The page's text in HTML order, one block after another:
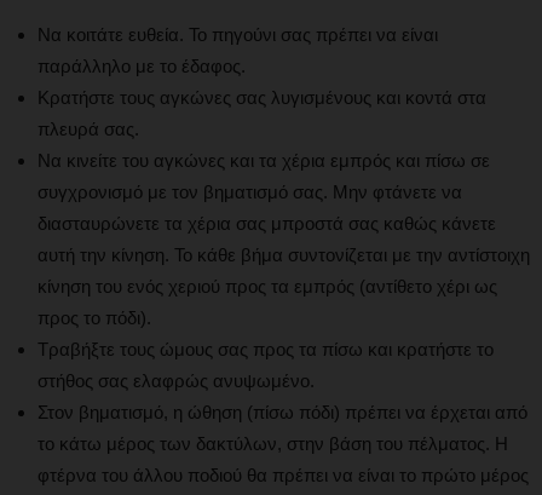
Να κοιτάτε ευθεία. Το πηγούνι σας πρέπει να είναι
παράλληλο με το έδαφος.
Κρατήστε τους αγκώνες σας λυγισμένους και κοντά στα
πλευρά σας.
Να κινείτε του αγκώνες και τα χέρια εμπρός και πίσω σε
συγχρονισμό με τον βηματισμό σας. Μην φτάνετε να
διασταυρώνετε τα χέρια σας μπροστά σας καθώς κάνετε
αυτή την κίνηση. Το κάθε βήμα συντονίζεται με την αντίστοιχη
κίνηση του ενός χεριού προς τα εμπρός (αντίθετο χέρι ως
προς το πόδι).
Τραβήξτε τους ώμους σας προς τα πίσω και κρατήστε το
στήθος σας ελαφρώς ανυψωμένο.
Στον βηματισμό, η ώθηση (πίσω πόδι) πρέπει να έρχεται από
το κάτω μέρος των δακτύλων, στην βάση του πέλματος. Η
φτέρνα του άλλου ποδιού θα πρέπει να είναι το πρώτο μέρος